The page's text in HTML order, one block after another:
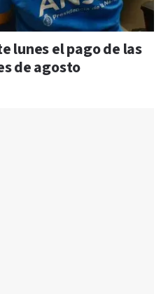
lunes el pago de las
de agosto